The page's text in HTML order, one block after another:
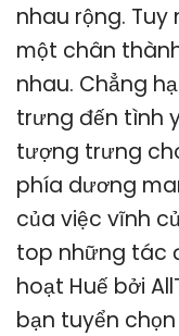
nhau rộng. Tuy
một chân
nhau. Chẳng
trưng đến tình
tượng trưng
phía dương
của việc vĩnh
top những tác
hoạt Huế bởi
bạn tuyển